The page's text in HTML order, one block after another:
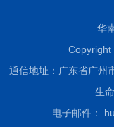
华
Copyright
通信地址：广东省广州
生
电子邮件：